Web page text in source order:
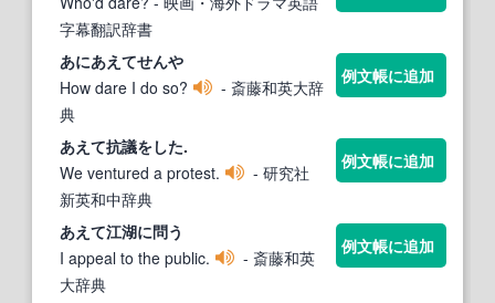
字幕翻訳辞書
あにあえてせんや
How dare I do so?
- 斎藤和英大辞
典
例文帳に追加
あえて抗議をした.
We ventured a protest.
- 研究社
新英和中辞典
例文帳に追加
あえて江湖に問う
I appeal to the public.
- 斎藤和英
大辞典
例文帳に追加